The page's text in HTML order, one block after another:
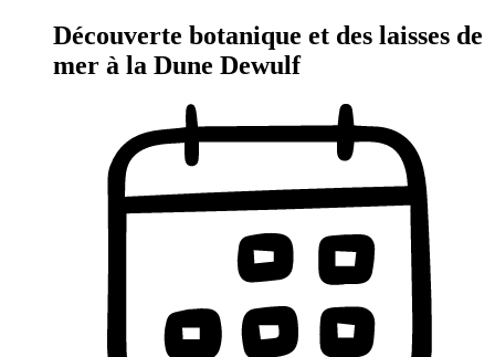
Découverte botanique et des laisses de
mer à la Dune Dewulf